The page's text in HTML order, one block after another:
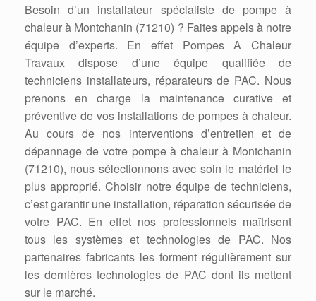
Besoin d’un installateur spécialiste de pompe à
chaleur à Montchanin (71210) ? Faites appels à notre
équipe d’experts. En effet Pompes A Chaleur
Travaux dispose d’une équipe qualifiée de
techniciens installateurs, réparateurs de PAC. Nous
prenons en charge la maintenance curative et
préventive de vos installations de pompes à chaleur.
Au cours de nos interventions d’entretien et de
dépannage de votre pompe à chaleur à Montchanin
(71210), nous sélectionnons avec soin le matériel le
plus approprié. Choisir notre équipe de techniciens,
c’est garantir une installation, réparation sécurisée de
votre PAC. En effet nos professionnels maîtrisent
tous les systèmes et technologies de PAC. Nos
partenaires fabricants les forment régulièrement sur
les dernières technologies de PAC dont ils mettent
sur le marché.